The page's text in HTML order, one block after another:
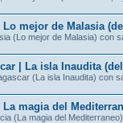
mejor de Malasia
(Lo mejor de Malasia) con
| La isla Inaudita
(La isla Inaudita) con
magia del
(La magia del